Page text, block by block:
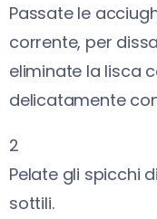
Passate le
corrente, per
eliminate la lisca
delicatamente
2
Pelate gli spicchi
sottili.